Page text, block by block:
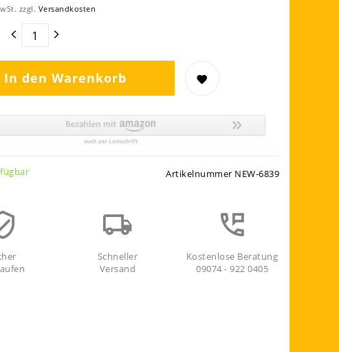
zzgl. Versandkosten
In den Warenkorb
Artikelnummer NEW-6839
Schneller
Versand
Kostenlose Beratung
09074 - 922 0405